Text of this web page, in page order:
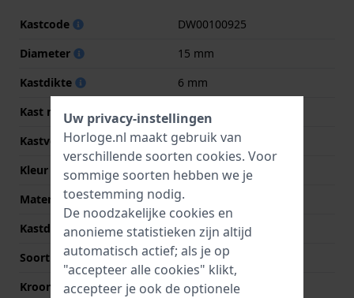
Kastcode
DW00100925
Diameter
15 mm
Kastdikte
6 mm
Kast materiaal
Roestvrij staal
Kastvorm
Rechthoekig
Kleur kast
Goud
Materiaal kastdeksel
Roestvrij staal
Kastdeksel
Klikkast
Soort glas
Mineraal
Kroon
Trek kroon
Uw privacy-instellingen
Horloge.nl maakt gebruik van
verschillende soorten cookies. Voor
sommige soorten hebben we je
toestemming nodig.
De noodzakelijke cookies en
anonieme statistieken zijn altijd
automatisch actief; als je op
"accepteer alle cookies" klikt,
accepteer je ook de optionele